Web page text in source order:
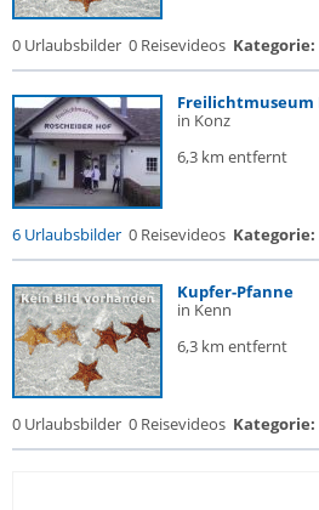
0 Urlaubsbilder 0 Reisevideos Kategorie:
Freilichtmuseum
in Konz
6,3 km entfernt
6 Urlaubsbilder 0 Reisevideos Kategorie:
Kupfer-Pfanne
in Kenn
6,3 km entfernt
0 Urlaubsbilder 0 Reisevideos Kategorie: